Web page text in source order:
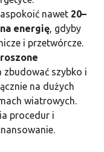
nawet 20–
energię, gdyby
i przetwórcze.
zbudować szybko i
na dużych
wiatrowych.
procedur i